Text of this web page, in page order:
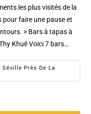
les plus visités de la
pour faire une pause et
> Bars à tapas à
Khuê Voici 7 bars…
Séville Près De La